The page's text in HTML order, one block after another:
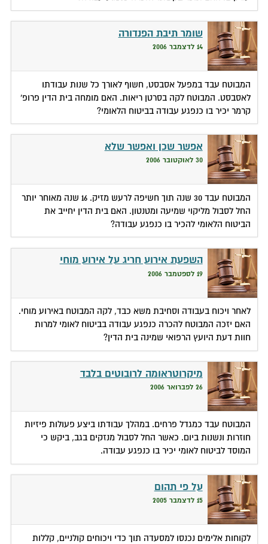
שומר תיבת הפנדורה
14 לדצמבר 2006
המבוטח עבד במפעל אסבסט, חשוף לאורך כל שנות עבודתו
לאסבסט. המבוטח לקה בסרטן ריאות. האם מומחה בית הדין פרופ'
קרמר יכיר בו כנפגע עבודה בביטוח הלאומי?
אפשר שכן ואפשר שלא
30 לאוקטובר 2006
המבוטח עבד 30 שנה תוך חשיפה לרעש מזיק. 16 שנה מאוחר יותר
החל לסבול מליקוי שמיעה ומטנטון. האם בית הדין יחייב את
הביטוח הלאומי להכיר בו כנפגע עבודה?
השפעת אירוע חריג על אירוע מוחי
19 לספטמבר 2006
לאחר ויכוח בעבודה וסחיבת משא כבד, לקה המבוטח באירוע מוחי.
האם יזכה המבוטח להכרה כנפגע עבודה בביטוח לאומי למרות
חוות דעת היועץ הרפואי שמינה בית הדין?
מיקרוטראומה לרובוטים בלבד
26 לפברואר 2006
המבוטח עבד כמגדל פרחים. במהלך עבודתו ביצע פעולות פיזיות
חוזרות ונשנות ביום. כאשר החל לסבול מנזקים בגב, ביקש כי
המוסד לביטוח לאומי יכיר בו כנפגע עבודה.
על פי תהום
15 לדצמבר 2005
לקוחות אלימים נכנסו למסעדה תוך כדי ויכוחים קולניים, קללות